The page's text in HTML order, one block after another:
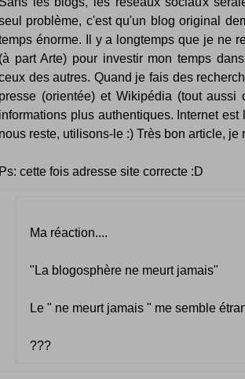
problème, c'est qu'un blog original
énorme. Il y a longtemps que je ne
part Arte) pour investir mon temps
des autres. Quand je fais des
(orientée) et Wikipédia (tout aussi
plus authentiques. Internet
reste, utilisons-le :) Très bon article, je
cette fois adresse site correcte :D
Ma réaction....
"La blogosphère ne meurt jamais"
Le " ne meurt jamais " me semble
???